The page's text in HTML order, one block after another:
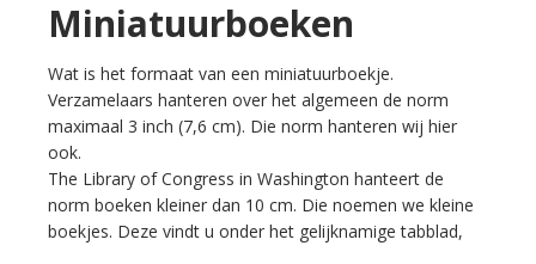
Miniatuurboeken
Wat is het formaat van een miniatuurboekje.
Verzamelaars hanteren over het algemeen de norm
maximaal 3 inch (7,6 cm). Die norm hanteren wij hier
ook.
The Library of Congress in Washington hanteert de
norm boeken kleiner dan 10 cm. Die noemen we kleine
boekjes. Deze vindt u onder het gelijknamige tabblad,